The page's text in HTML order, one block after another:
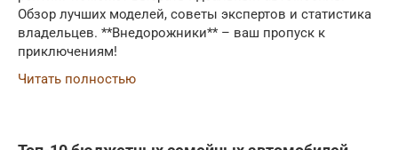
Обзор лучших моделей, советы экспертов и статистика
владельцев. **Внедорожники** – ваш пропуск к
приключениям!
Читать полностью